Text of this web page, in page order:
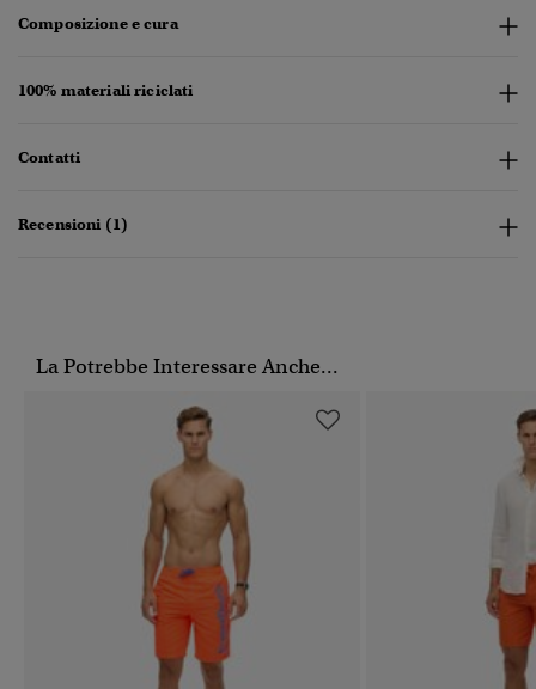
Composizione e cura
100% materiali riciclati
Contatti
Recensioni (1)
La Potrebbe Interessare Anche...